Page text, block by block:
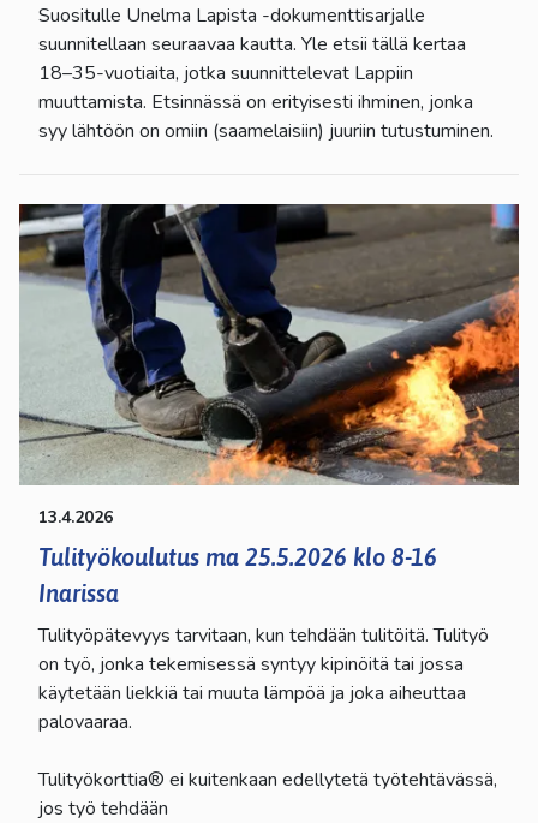
Suositulle Unelma Lapista -dokumenttisarjalle
suunnitellaan seuraavaa kautta. Yle etsii tällä kertaa
18–35-vuotiaita, jotka suunnittelevat Lappiin
muuttamista. Etsinnässä on erityisesti ihminen, jonka
syy lähtöön on omiin (saamelaisiin) juuriin tutustuminen.
13.4.2026
Tulityökoulutus ma 25.5.2026 klo 8-16
Inarissa
Tulityöpätevyys tarvitaan, kun tehdään tulitöitä. Tulityö
on työ, jonka tekemisessä syntyy kipinöitä tai jossa
käytetään liekkiä tai muuta lämpöä ja joka aiheuttaa
palovaaraa.
Tulityökorttia® ei kuitenkaan edellytetä työtehtävässä,
jos työ tehdään